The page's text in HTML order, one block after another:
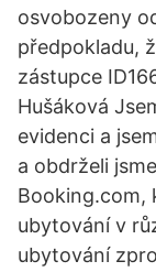
osvobozeny
předpokladu,
zástupce
Hušáková
evidenci a
a obdrželi
Booking.com,
ubytování v
ubytování